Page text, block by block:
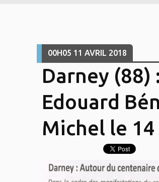
00H05 11 AVRIL 2018
Darney (88)
Edouard
Michel le